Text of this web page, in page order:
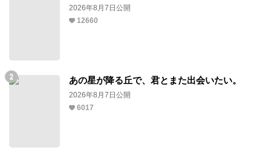
2026年8月7日公開
12660
あの星が降る丘で、君とまた出会いたい。
2026年8月7日公開
6017